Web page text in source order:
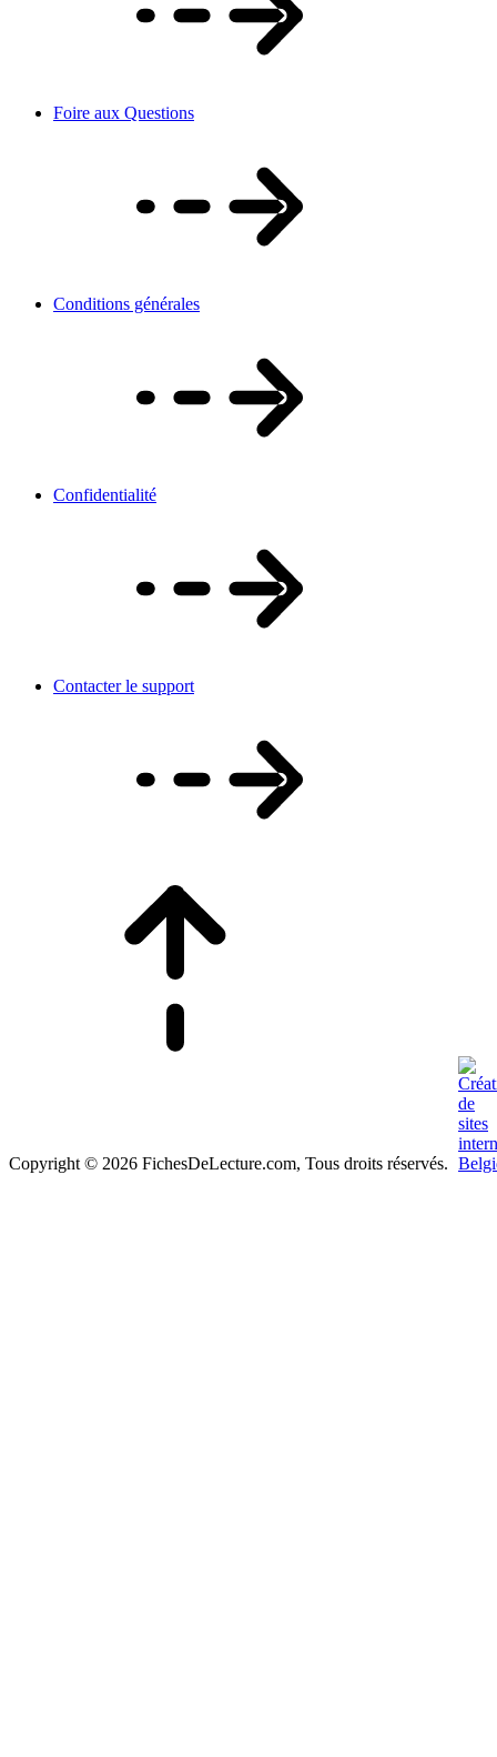
Foire aux Questions
Conditions générales
Confidentialité
Contacter le support
Copyright © 2026 FichesDeLecture.com, Tous droits réservés.